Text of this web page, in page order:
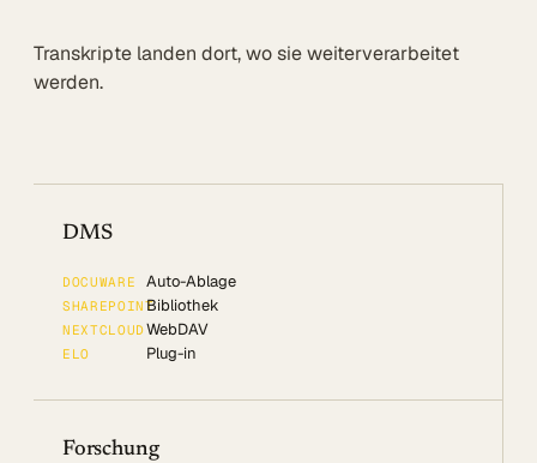
Transkripte landen dort, wo sie weiterverarbeitet
werden.
DMS
DOCUWARE Auto-Ablage
SHAREPOINTBibliothek
NEXTCLOUDWebDAV
ELO Plug-in
Forschung